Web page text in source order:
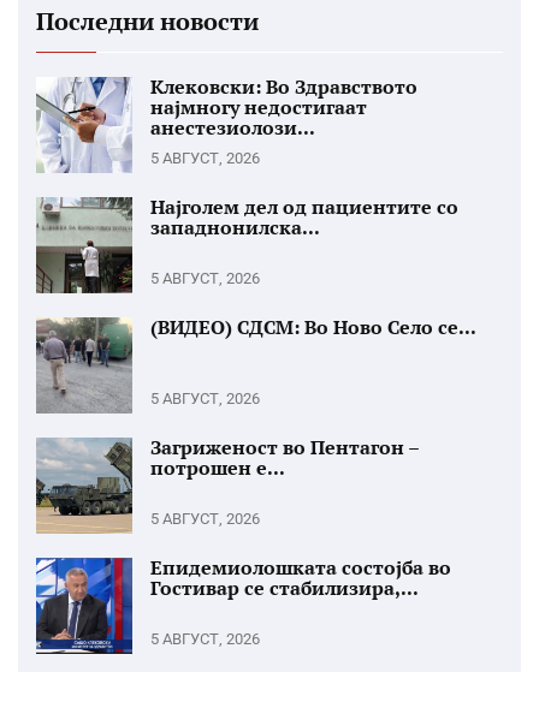
Последни новости
Клековски: Во Здравството
најмногу недостигаат
анестезиолози...
5 АВГУСТ, 2026
Најголем дел од пациентите со
западнонилска...
5 АВГУСТ, 2026
(ВИДЕО) СДСМ: Во Ново Село се...
5 АВГУСТ, 2026
Загриженост во Пентагон –
потрошен е...
5 АВГУСТ, 2026
Епидемиолошката состојба во
Гостивар се стабилизира,...
5 АВГУСТ, 2026